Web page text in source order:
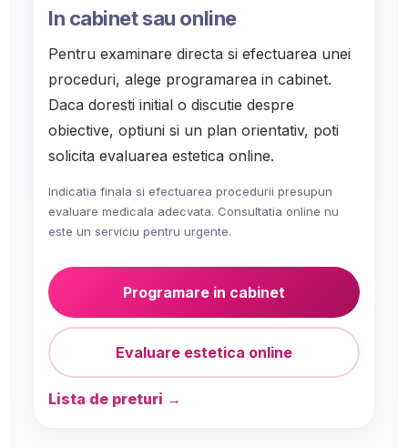
In cabinet sau online
Pentru examinare directa si efectuarea unei
proceduri, alege programarea in cabinet.
Daca doresti initial o discutie despre
obiective, optiuni si un plan orientativ, poti
solicita evaluarea estetica online.
Indicatia finala si efectuarea procedurii presupun
evaluare medicala adecvata. Consultatia online nu
este un serviciu pentru urgente.
Programare in cabinet
Evaluare estetica online
Lista de preturi →